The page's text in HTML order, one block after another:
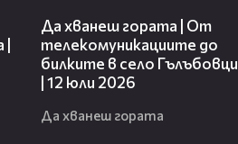
Да хванеш гората | От
телекомуникациите до
билките в село Гълъбовци
| 12 юли 2026
Да хванеш гората